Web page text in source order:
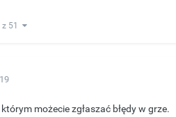
z 51
możecie zgłaszać błędy w grze.